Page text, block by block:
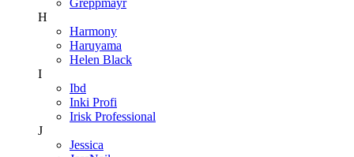
Greppmayr
H
Harmony
Haruyama
Helen Black
I
Ibd
Inki Profi
Irisk Professional
J
Jessica